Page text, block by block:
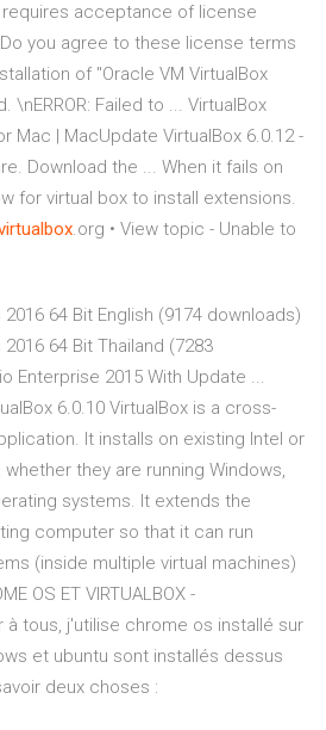
requires acceptance of license
you agree to these license terms
of "Oracle VM VirtualBox
\nERROR: Failed to ... VirtualBox
Mac | MacUpdate VirtualBox 6.0.12 -
Download the ... When it fails on
for virtual box to install extensions.
.org • View topic - Unable to
64 Bit English (9174 downloads)
64 Bit Thailand (7283
Enterprise 2015 With Update ...
6.0.10 VirtualBox is a cross-
It installs on existing Intel or
they are running Windows,
systems. It extends the
computer so that it can run
(inside multiple virtual machines)
OS ET VIRTUALBOX -
à tous, j'utilise chrome os installé sur
et ubuntu sont installés dessus
deux choses :